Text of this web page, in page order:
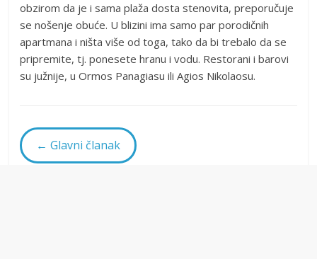
obzirom da je i sama plaža dosta stenovita, preporučuje
se nošenje obuće. U blizini ima samo par porodičnih
apartmana i ništa više od toga, tako da bi trebalo da se
pripremite, tj. ponesete hranu i vodu. Restorani i barovi
su južnije, u Ormos Panagiasu ili Agios Nikolaosu.
← Glavni članak